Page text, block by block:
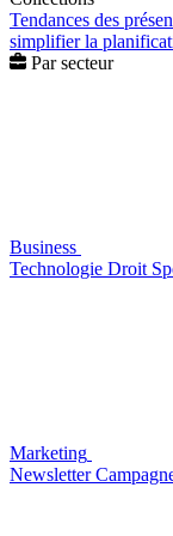
Tendances des
simplifier la
Par secteur
Business
Technologie Droit
Marketing
Newsletter